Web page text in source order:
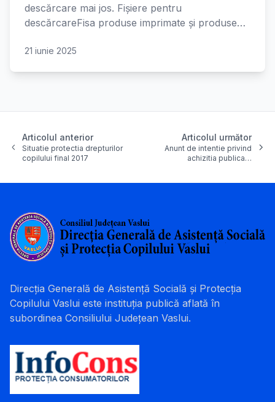
descărcare mai jos. Fișiere pentru
descărcareFisa produse imprimate și produse…
21 iunie 2025
Articolul anterior
Situatie protectia drepturilor
copilului final 2017
Articolul următor
Anunt de intentie privind
achizitia publica…
Direcția Generală de Asistență Socială și Protecția
Copilului Vaslui este instituția publică aflată în
subordinea Consiliului Județean Vaslui.